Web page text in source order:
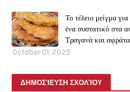
Το τέλειο μείγμα
ένα συστατικό στα
Τραγανά και
October 01, 2025
ΔΗΜΟΣΊΕΥΣΗ ΣΧΟΛΊΟΥ